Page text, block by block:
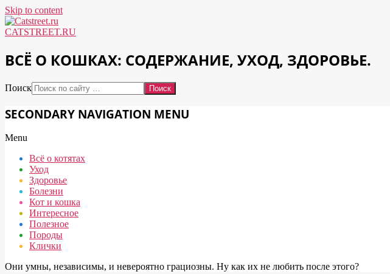
Skip to content
CATSTREET.RU
ВСЁ О КОШКАХ: СОДЕРЖАНИЕ, УХОД, ЗДОРОВЬЕ.
Поиск
SECONDARY NAVIGATION MENU
Menu
Всё о котятах
Уход
Здоровье
Болезни
Кот и кошка
Интересное
Полезное
Породы
Клички
Они умны, независимы, и невероятно грациозны. Ну как их не любить после этого?